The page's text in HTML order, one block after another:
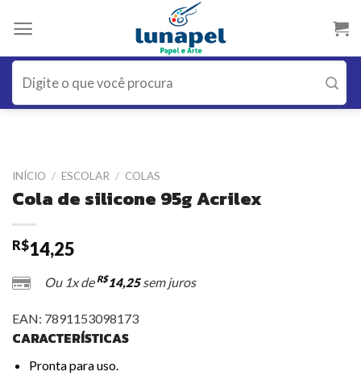
Pesquisar
por:
INÍCIO / ESCOLAR / COLAS
Cola de silicone 95g Acrilex
R$14,25
Ou 1x de R$14,25sem juros
EAN: 7891153098173
CARACTERÍSTICAS
Pronta para uso.